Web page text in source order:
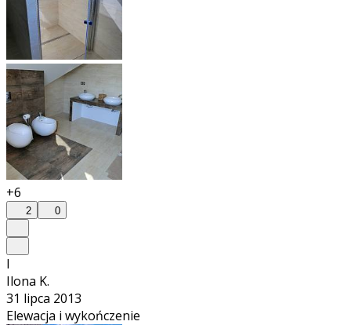
+6
2 0
I
Ilona K.
31 lipca 2013
Elewacja i wykończenie